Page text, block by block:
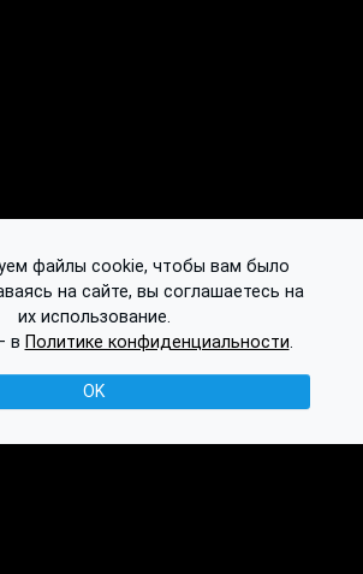
файлы cookie, чтобы вам было
на сайте, вы соглашаетесь на
их использование.
в Политике конфиденциальности.
OK